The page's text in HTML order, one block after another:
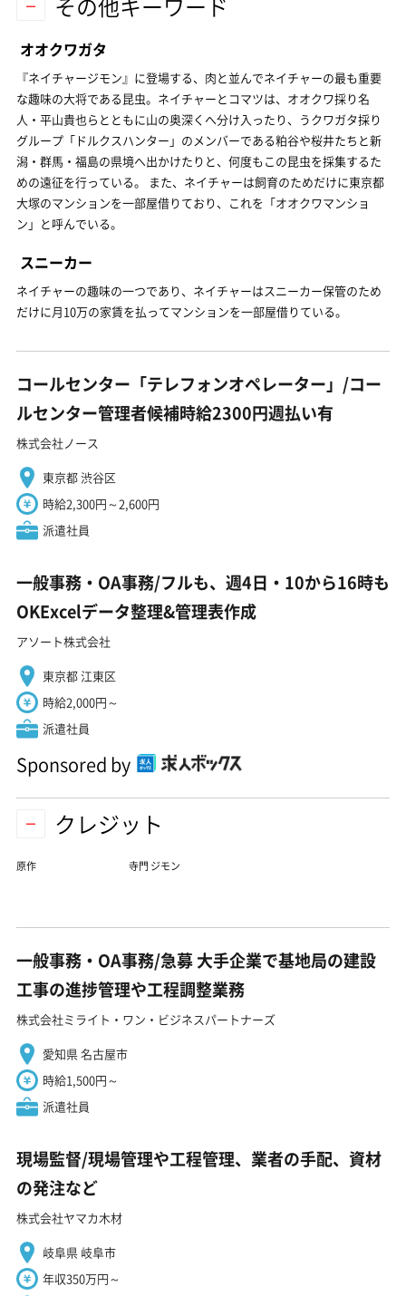
オオクワガタ
『ネイチャージモン』に登場する、肉と並んでネイチャーの最も重要
な趣味の大将である昆虫。ネイチャーとコマツは、オオクワ採り名
人・平山貴也らとともに山の奥深くへ分け入ったり、うクワガタ採り
グループ「ドルクスハンター」のメンバーである粕谷や桜井たちと新
潟・群馬・福島の県境へ出かけたりと、何度もこの昆虫を採集するた
めの遠征を行っている。 また、ネイチャーは飼育のためだけに東京都
大塚のマンションを一部屋借りており、これを「オオクワマンショ
ン」と呼んでいる。
スニーカー
ネイチャーの趣味の一つであり、ネイチャーはスニーカー保管のため
だけに月10万の家賃を払ってマンションを一部屋借りている。
コールセンター「テレフォンオペレーター」/コー
ルセンター管理者候補時給2300円週払い有
株式会社ノース
東京都 渋谷区
時給2,300円～2,600円
派遣社員
一般事務・OA事務/フルも、週4日・10から16時も
OKExcelデータ整理&管理表作成
アソート株式会社
東京都 江東区
時給2,000円～
派遣社員
Sponsored by
クレジット
原作 寺門 ジモン
一般事務・OA事務/急募 大手企業で基地局の建設
工事の進捗管理や工程調整業務
株式会社ミライト・ワン・ビジネスパートナーズ
愛知県 名古屋市
時給1,500円～
派遣社員
現場監督/現場管理や工程管理、業者の手配、資材
の発注など
株式会社ヤマカ木材
岐阜県 岐阜市
年収350万円～